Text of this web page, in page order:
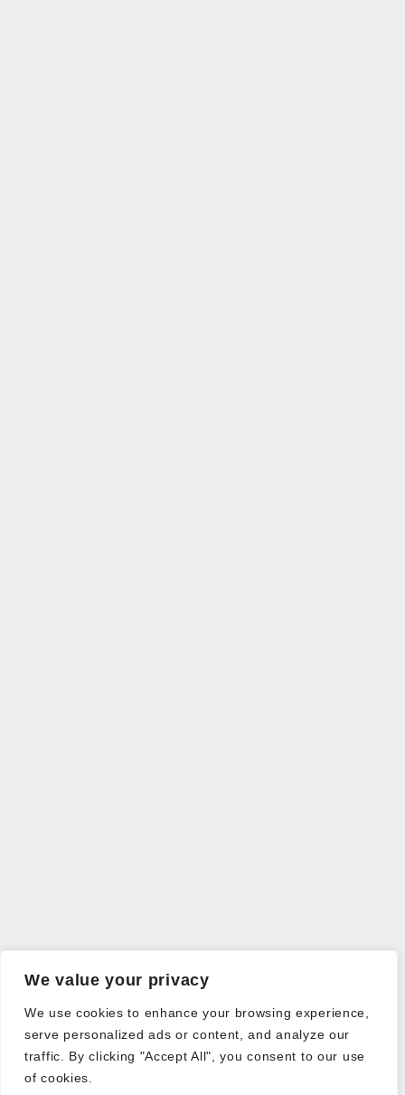
We value your privacy
We use cookies to enhance your browsing experience,
serve personalized ads or content, and analyze our
traffic. By clicking "Accept All", you consent to our use
of cookies.